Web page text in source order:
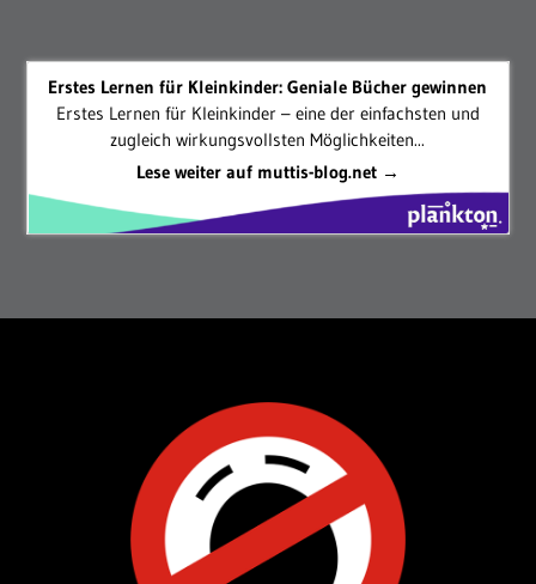
Erstes Lernen für Kleinkinder: Geniale Bücher gewinnen
Erstes Lernen für Kleinkinder – eine der einfachsten und
zugleich wirkungsvollsten Möglichkeiten...
Lese weiter auf muttis-blog.net →